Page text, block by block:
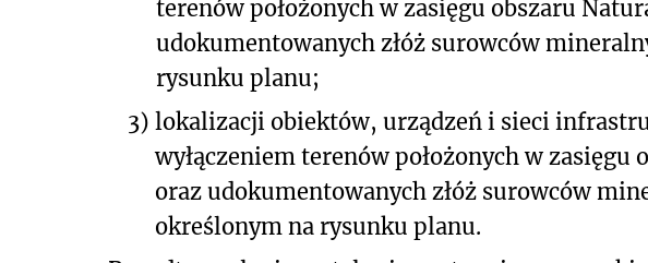
terenów położonych w zasięgu obszaru
udokumentowanych złóż surowców
rysunku planu;
3) lokalizacji obiektów, urządzeń i sieci
wyłączeniem terenów położonych w
oraz udokumentowanych złóż surowców
określonym na rysunku planu.